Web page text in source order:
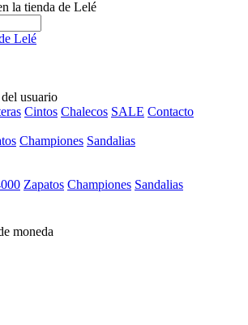
Cintos Chalecos SALE Contacto
Championes Sandalias
Zapatos Championes Sandalias